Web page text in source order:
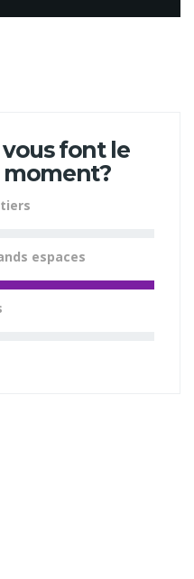
font le
moment?
espaces